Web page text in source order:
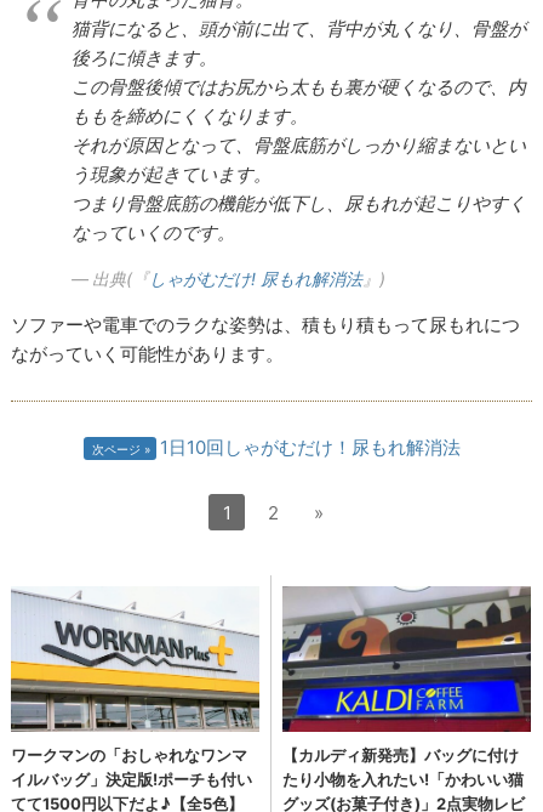
猫背になると、頭が前に出て、背中が丸くなり、骨盤が
後ろに傾きます。
この骨盤後傾ではお尻から太もも裏が硬くなるので、内
ももを締めにくくなります。
それが原因となって、骨盤底筋がしっかり縮まないとい
う現象が起きています。
つまり骨盤底筋の機能が低下し、尿もれが起こりやすく
なっていくのです。
出典(『しゃがむだけ! 尿もれ解消法』)
ソファーや電車でのラクな姿勢は、積もり積もって尿もれにつ
ながっていく可能性があります。
次ページ 1日10回しゃがむだけ！尿もれ解消法
1 2 »